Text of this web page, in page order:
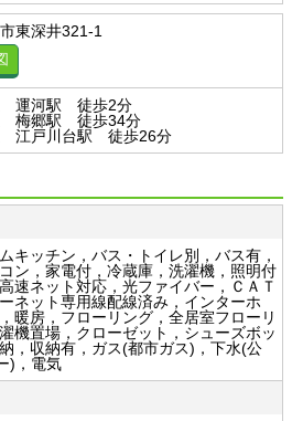
東深井321-1
運河駅 徒歩2分
梅郷駅 徒歩34分
江戸川台駅 徒歩26分
キッチン，バス・トイレ別，バス有，
ン，家電付，冷蔵庫，洗濯機，照明付
速ネット対応，光ファイバー，ＣＡＴ
ネット専用線配線済み，インターホ
暖房，フローリング，全居室フローリ
機置場，クローゼット，シューズボッ
，収納有，ガス(都市ガス)，下水(公
)，電気